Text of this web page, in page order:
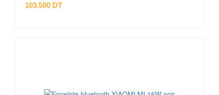
103.500 DT